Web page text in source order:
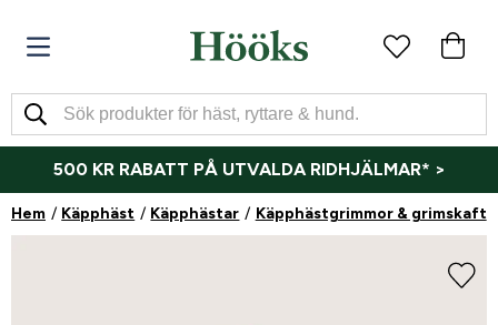
500 KR RABATT PÅ UTVALDA RIDHJÄLMAR* >
Hem Käpphäst Käpphästar Käpphästgrimmor & grimskaft